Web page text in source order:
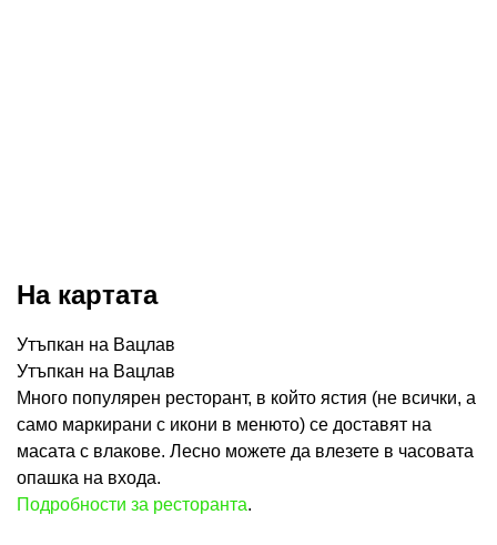
На картата
Утъпкан на Вацлав
Утъпкан на Вацлав
Много популярен ресторант, в който ястия (не всички, а
само маркирани с икони в менюто) се доставят на
масата с влакове. Лесно можете да влезете в часовата
опашка на входа.
Подробности за ресторанта.